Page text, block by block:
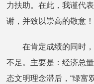
力扶助。在此，我谨代
谢，并致以崇高的敬意！
在肯定成绩的同时，
不足。主要是：经济总
态文明理念滞后，“绿富